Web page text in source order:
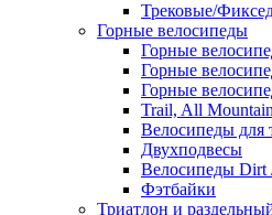
Трековые/
Горные велосипеды
Горные
Горные
Горные
Trail, All
Велосипеды для
Двухподвесы
Велосипеды Dirt
Фэтбайки
Триатлон и